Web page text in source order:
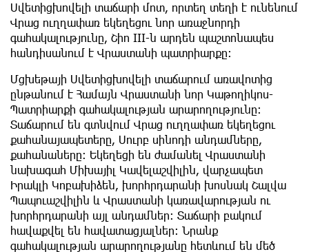
Սվետիցխովելի տաճարի մոտ, որտեղ տեղի է ունենում
Վրաց ուղղափառ եկեղեցու նոր առաջնորդի
գահակալությունը, Շիո III-ն արդեն պաշտոնապես
հանդիսանում է Վրաստանի պատրիարքը:
Մցխեթայի Սվետիցխովելի տաճարում առավոտից
ընթանում է Համայն Վրաստանի նոր Կաթողիկոս-
Պատրիարքի գահակալության արարողությունը:
Տաճարում են գտնվում Վրաց ուղղափառ եկեղեցու
քահանայապետերը, Սուրբ սինոդի անդամները,
քահանաները: Եկեղեցի են ժամանել Վրաստանի
նախագահ Միխայիլ Կավելաշվիլին, վարչապետ
Իրակլի Կոբախիձեն, խորհրդարանի խոսնակ Շալվա
Պապուաշվիլին և Վրաստանի կառավարության ու
խորհրդարանի այլ անդամներ: Տաճարի բակում
հավաքվել են հավատացյալներ: Նրանք
գահակալության արարողությանը հետևում են մեծ